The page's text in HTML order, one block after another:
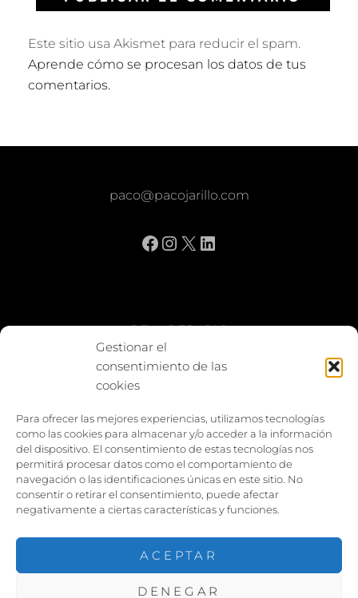
Gestionar el
consentimiento de las
cookies
Para ofrecer las mejores experiencias, utilizamos tecnologías
como las cookies para almacenar y/o acceder a la información
del dispositivo. El consentimiento de estas tecnologías nos
permitirá procesar datos como el comportamiento de
navegación o las identificaciones únicas en este sitio. No
consentir o retirar el consentimiento, puede afectar
negativamente a ciertas características y funciones.
ACEPTAR
DENEGAR
Este sitio usa Akismet para reducir el spam.
Aprende cómo se procesan los datos de tus
comentarios.
paco@pacojarillo.com
Facebook
Instagram
X LinkedIn
BE vs REBAJAS
Entes
Capturar y compartir
Vía larga